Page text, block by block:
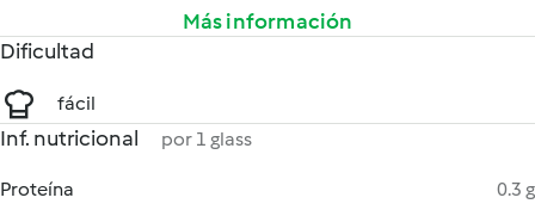
Más información
Dificultad
fácil
Inf. nutricional por 1 glass
Proteína
0.3 g